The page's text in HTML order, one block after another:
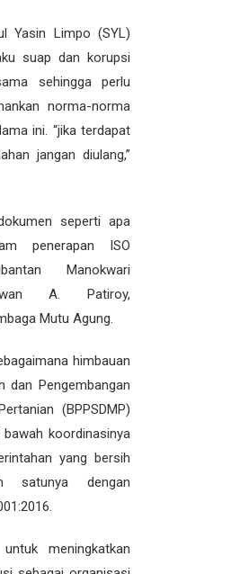
Yasin Limpo (SYL)
suap dan korupsi
sehingga perlu
norma-norma
ini. “jika terdapat
jangan diulang,”
seperti apa
penerapan ISO
Manokwari
A. Patiroy,
Mutu Agung.
himbauan
dan Pengembangan
(BPPSDMP)
koordinasinya
yang bersih
satunya dengan
meningkatkan